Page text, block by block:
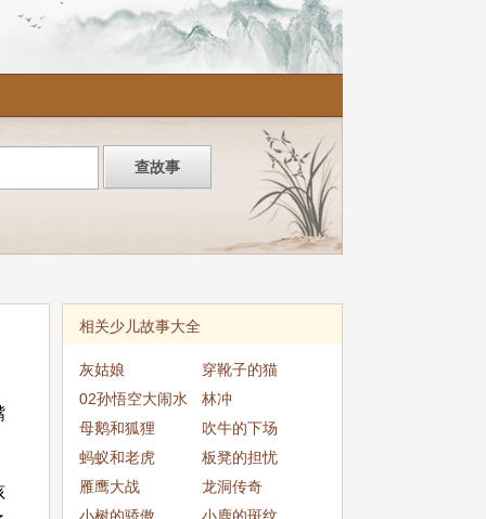
相关少儿故事大全
灰姑娘
穿靴子的猫
02孙悟空大闹水
晶宫
林冲
母鹅和狐狸
吹牛的下场
蚂蚁和老虎
板凳的担忧
雁鹰大战
龙洞传奇